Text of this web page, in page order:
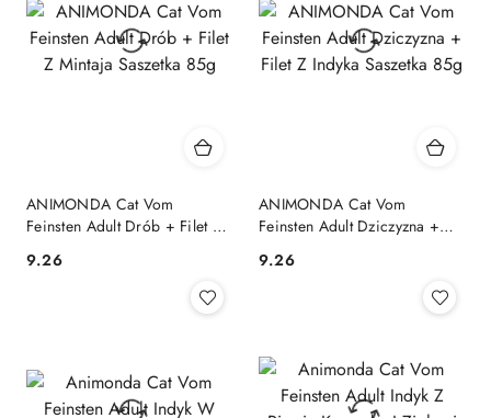
ANIMONDA Cat Vom
Feinsten Adult Drób + Filet Z
Cena:
9.26
ANIMONDA Cat Vom
Feinsten Adult Dziczyzna +
Cena:
9.26